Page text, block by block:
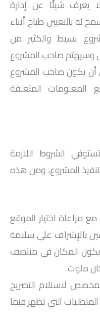
يعرف شيئًا عن إدارة
له بالتعيين طباخ أثناء
بسيط والكثير من
وسيهتم صاحب المشروع
يكون صاحب المشروع
المتعلقة
الشروط اللازمة
المشروع، ومن هذه
مراعاة اختيار الموقع
بالإشراف على سلامة
المكان في منتصف
ملوث.
لاستلام التصريح
التي تظهر فيما